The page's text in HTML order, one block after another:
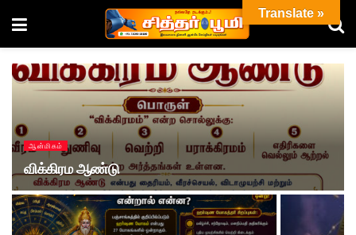
ஆன்மிகம்
விக்கிரம ஆண்டு
Translate »